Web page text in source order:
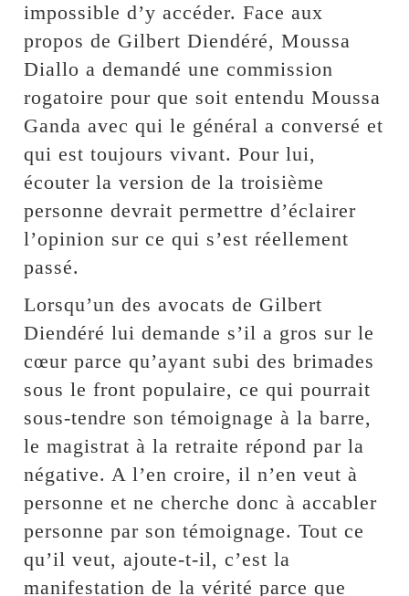
impossible d’y accéder. Face aux
propos de Gilbert Diendéré, Moussa
Diallo a demandé une commission
rogatoire pour que soit entendu Moussa
Ganda avec qui le général a conversé et
qui est toujours vivant. Pour lui,
écouter la version de la troisième
personne devrait permettre d’éclairer
l’opinion sur ce qui s’est réellement
passé.
Lorsqu’un des avocats de Gilbert
Diendéré lui demande s’il a gros sur le
cœur parce qu’ayant subi des brimades
sous le front populaire, ce qui pourrait
sous-tendre son témoignage à la barre,
le magistrat à la retraite répond par la
négative. A l’en croire, il n’en veut à
personne et ne cherche donc à accabler
personne par son témoignage. Tout ce
qu’il veut, ajoute-t-il, c’est la
manifestation de la vérité parce que